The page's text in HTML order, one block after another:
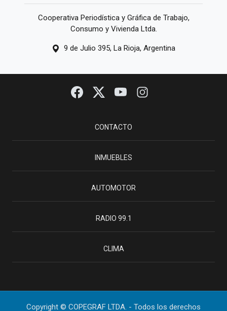
Cooperativa Periodística y Gráfica de Trabajo,
Consumo y Vivienda Ltda.
9 de Julio 395, La Rioja, Argentina
CONTACTO
INMUEBLES
AUTOMOTOR
RADIO 99.1
CLIMA
Copyright © COPEGRAF LTDA. - Todos los derechos